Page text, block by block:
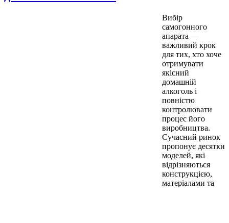
Вибір
самогонного
апарата —
важливий крок
для тих, хто хоче
отримувати
якісний
домашній
алкоголь і
повністю
контролювати
процес його
виробництва.
Сучасний ринок
пропонує десятки
моделей, які
відрізняються
конструкцією,
матеріалами та